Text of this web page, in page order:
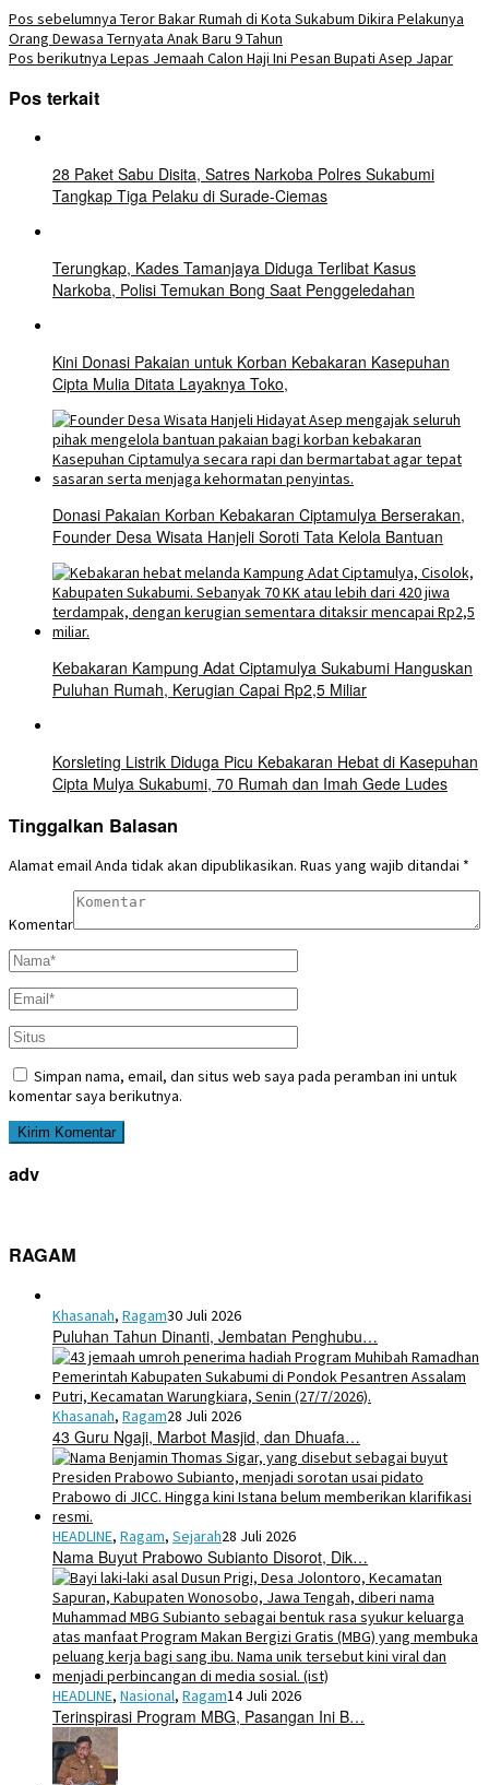
Pos sebelumnya Teror Bakar Rumah di Kota Sukabum Dikira Pelakunya
Orang Dewasa Ternyata Anak Baru 9 Tahun
Pos berikutnya Lepas Jemaah Calon Haji Ini Pesan Bupati Asep Japar
Pos terkait
28 Paket Sabu Disita, Satres Narkoba Polres Sukabumi
Tangkap Tiga Pelaku di Surade-Ciemas
Terungkap, Kades Tamanjaya Diduga Terlibat Kasus
Narkoba, Polisi Temukan Bong Saat Penggeledahan
Kini Donasi Pakaian untuk Korban Kebakaran Kasepuhan
Cipta Mulia Ditata Layaknya Toko,
Donasi Pakaian Korban Kebakaran Ciptamulya Berserakan,
Founder Desa Wisata Hanjeli Soroti Tata Kelola Bantuan
Kebakaran Kampung Adat Ciptamulya Sukabumi Hanguskan
Puluhan Rumah, Kerugian Capai Rp2,5 Miliar
Korsleting Listrik Diduga Picu Kebakaran Hebat di Kasepuhan
Cipta Mulya Sukabumi, 70 Rumah dan Imah Gede Ludes
Tinggalkan Balasan
Alamat email Anda tidak akan dipublikasikan. Ruas yang wajib ditandai *
Komentar
Simpan nama, email, dan situs web saya pada peramban ini untuk
komentar saya berikutnya.
adv
RAGAM
Khasanah, Ragam30 Juli 2026
Puluhan Tahun Dinanti, Jembatan Penghubu…
Khasanah, Ragam28 Juli 2026
43 Guru Ngaji, Marbot Masjid, dan Dhuafa…
HEADLINE, Ragam, Sejarah28 Juli 2026
Nama Buyut Prabowo Subianto Disorot, Dik…
HEADLINE, Nasional, Ragam14 Juli 2026
Terinspirasi Program MBG, Pasangan Ini B…